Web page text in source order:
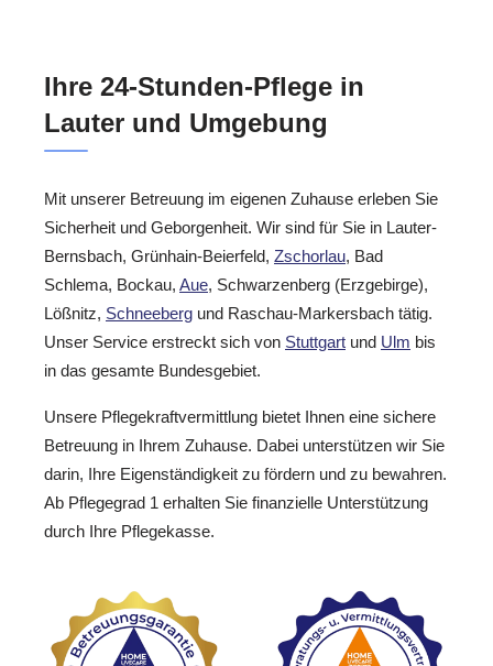
Ihre 24-Stunden-Pflege in
Lauter und Umgebung
Mit unserer Betreuung im eigenen Zuhause erleben Sie
Sicherheit und Geborgenheit. Wir sind für Sie in Lauter-
Bernsbach, Grünhain-Beierfeld, Zschorlau, Bad
Schlema, Bockau, Aue, Schwarzenberg (Erzgebirge),
Lößnitz, Schneeberg und Raschau-Markersbach tätig.
Unser Service erstreckt sich von Stuttgart und Ulm bis
in das gesamte Bundesgebiet.
Unsere Pflegekraftvermittlung bietet Ihnen eine sichere
Betreuung in Ihrem Zuhause. Dabei unterstützen wir Sie
darin, Ihre Eigenständigkeit zu fördern und zu bewahren.
Ab Pflegegrad 1 erhalten Sie finanzielle Unterstützung
durch Ihre Pflegekasse.